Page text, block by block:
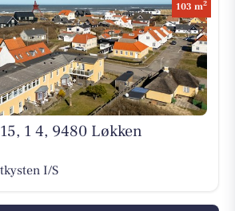
103 m2
1 4, 9480 Løkken
I/S